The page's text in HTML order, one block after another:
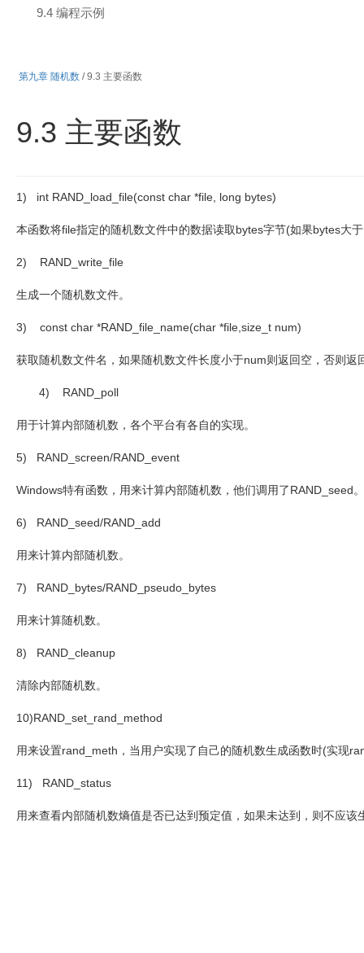
9.4 编程示例
第九章 随机数 / 9.3 主要函数
9.3 主要函数
1) int RAND_load_file(const char *file, long bytes)
本函数将file指定的随机数文件中的数据读取bytes字节(如果bytes大于
2) RAND_write_file
生成一个随机数文件。
3) const char *RAND_file_name(char *file,size_t num)
获取随机数文件名，如果随机数文件长度小于num则返回空，否则返
4) RAND_poll
用于计算内部随机数，各个平台有各自的实现。
5) RAND_screen/RAND_event
Windows特有函数，用来计算内部随机数，他们调用了RAND_seed。
6) RAND_seed/RAND_add
用来计算内部随机数。
7) RAND_bytes/RAND_pseudo_bytes
用来计算随机数。
8) RAND_cleanup
清除内部随机数。
10)RAND_set_rand_method
用来设置rand_meth ，当用户实现了自己的随机数生成函数时(实现
11) RAND_status
用来查看内部随机数熵值是否已达到预定值，如果未达到，则不应该